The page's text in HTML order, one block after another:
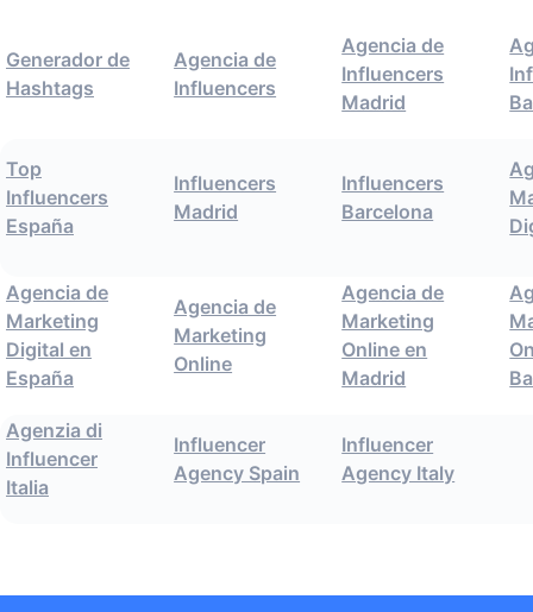
Generador de
Hashtags
Agencia de
Influencers
Agencia de
Influencers
Madrid
Top
Influencers
España
Influencers
Madrid
Influencers
Barcelona
Agencia de
Marketing
Digital en
España
Agencia de
Marketing
Online
Agencia de
Marketing
Online en
Madrid
Agenzia di
Influencer
Italia
Influencer
Agency Spain
Influencer
Agency Italy